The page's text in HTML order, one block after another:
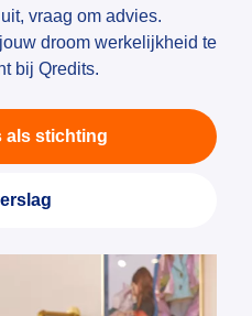
vraag om advies.
droom werkelijkheid te
bij Qredits.
als stichting